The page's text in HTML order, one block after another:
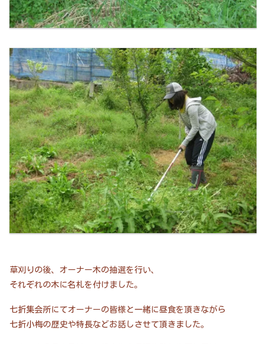
草刈りの後、オーナー木の抽選を行い、
それぞれの木に名札を付けました。
七折集会所にてオーナーの皆様と一緒に昼食を頂きながら
七折小梅の歴史や特長などお話しさせて頂きました。